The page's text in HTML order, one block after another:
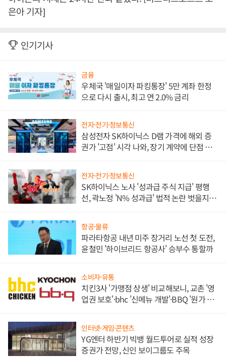
은아 기자]
인기기사
금융
우체국 '매일이자 파킹통장' 5만 계좌 한정
으로 다시 출시, 최고 연 2.0% 금리
전자·전기·정보통신
삼성전자 SK하이닉스 D램 가격에 해외 증
권가 '고점' 시각 나와, 장기 계약에 단점 부
전자·전기·정보통신
SK하이닉스 노사 '성과급 주식 지급' 평행
선, 곽노정 'N% 성과급' 법적 논란 벗을지 주
항공·물류
파라타항공 내년 미주 장거리 노선 첫 도전,
윤철민 '하이브리드 항공사' 승부수 통할까
소비자·유통
치킨3사 '가맹점 상생' 비교해보니, 교촌 '영
업권 보호'·bhc '신메뉴 개발'·BBQ '원가 부
인터넷·게임·콘텐츠
YG엔터 하반기 빅뱅 월드투어로 실적 성장
증권가 전망, 신인 보이그룹도 주목